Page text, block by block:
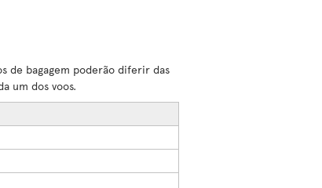
de bagagem poderão diferir das
um dos voos.